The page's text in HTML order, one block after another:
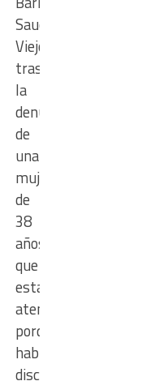
Sauce
Viejo,
tras
la
denuncia
de
una
mujer
de
38
años
que
estaba
atemorizada
porque
había
discutido